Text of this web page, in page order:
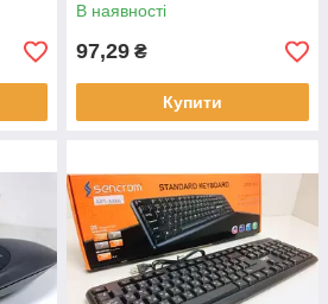
В наявності
97,29 ₴
Купити